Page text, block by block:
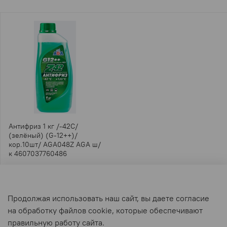
Антифриз 1 кг /-42С/
(зелёный) (G-12++)/
кор.10шт/ AGA048Z AGA ш/
к 4607037760486
Продолжая использовать наш сайт, вы даете согласие
на обработку файлов cookie, которые обеспечивают
правильную работу сайта.